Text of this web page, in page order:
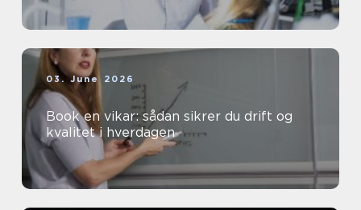
03. June 2026
Book en vikar: sådan sikrer du drift og
kvalitet i hverdagen